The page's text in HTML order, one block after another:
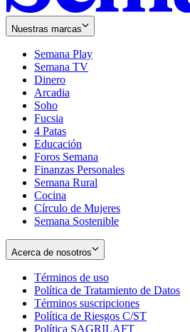
Nuestras marcas
Semana Play
Semana TV
Dinero
Arcadia
Soho
in
new
window
Fucsia
in
new
window
4 Patas
Educación
Foros Semana
Finanzas Personales
Semana Rural
Cocina
Círculo de Mujeres
Semana Sostenible
Acerca de nosotros
Términos de uso
in
new
window
Política de Tratamiento de Datos
Términos suscripciones
in
Política de Riesgos C/ST
Política SAGRILAFT